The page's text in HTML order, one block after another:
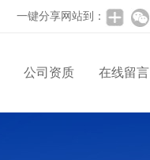
一键分享网站到：
公司资质 在线留言